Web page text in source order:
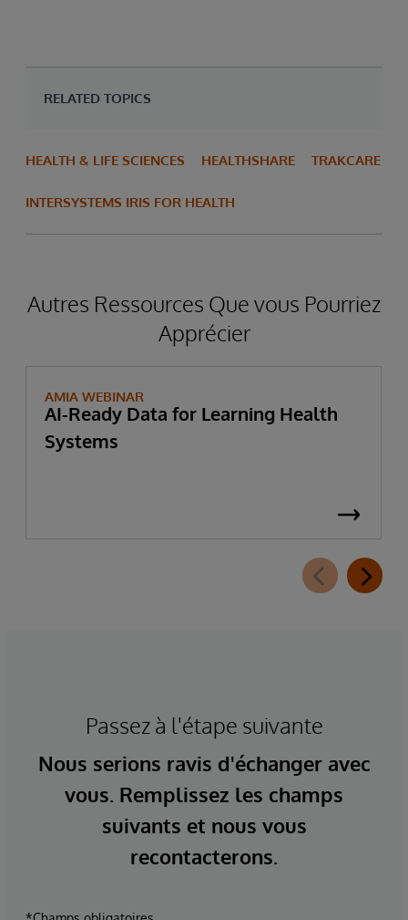
RELATED TOPICS
HEALTH & LIFE SCIENCES HEALTHSHARE TRAKCARE
INTERSYSTEMS IRIS FOR HEALTH
Autres Ressources Que vous Pourriez
Apprécier
AMIA WEBINAR
AI-Ready Data for Learning Health
Systems
Passez à l'étape suivante
Nous serions ravis d'échanger avec
vous. Remplissez les champs
suivants et nous vous
recontacterons.